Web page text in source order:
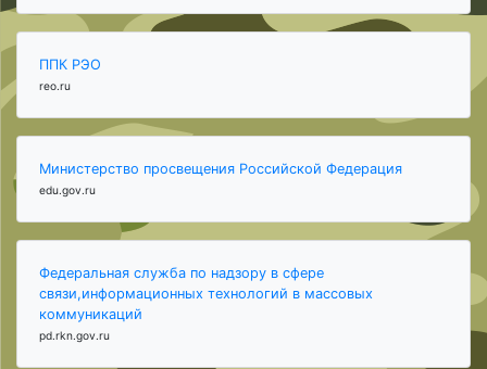
ППК РЭО
reo.ru
Министерство просвещения Российской Федерация
edu.gov.ru
Федеральная служба по надзору в сфере
связи,информационных технологий в массовых
коммуникаций
pd.rkn.gov.ru